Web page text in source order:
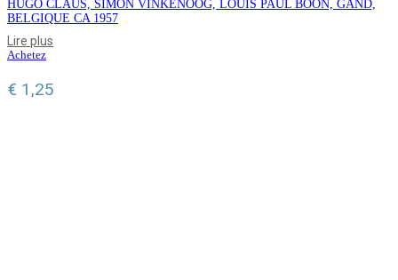
HUGO CLAUS, SIMON VINKENOOG, LOUIS PAUL BOON, GAND,
BELGIQUE CA 1957
Lire plus
Achetez
€ 1,25